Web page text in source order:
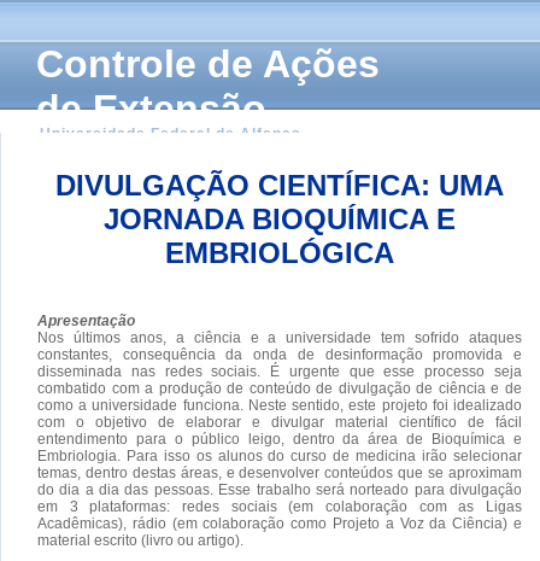
Controle de Ações
de Extensão
Universidade Federal de Alfenas
DIVULGAÇÃO CIENTÍFICA: UMA
JORNADA BIOQUÍMICA E
EMBRIOLÓGICA
Apresentação
Nos últimos anos, a ciência e a universidade tem sofrido ataques
constantes, consequência da onda de desinformação promovida e
disseminada nas redes sociais. É urgente que esse processo seja
combatido com a produção de conteúdo de divulgação de ciência e de
como a universidade funciona. Neste sentido, este projeto foi idealizado
com o objetivo de elaborar e divulgar material científico de fácil
entendimento para o público leigo, dentro da área de Bioquímica e
Embriologia. Para isso os alunos do curso de medicina irão selecionar
temas, dentro destas áreas, e desenvolver conteúdos que se aproximam
do dia a dia das pessoas. Esse trabalho será norteado para divulgação
em 3 plataformas: redes sociais (em colaboração com as Ligas
Acadêmicas), rádio (em colaboração como Projeto a Voz da Ciência) e
material escrito (livro ou artigo).